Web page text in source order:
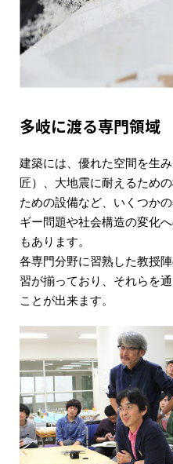
多岐に渡る専門領域
建築には、優れた空間を生
匠）、大地震に耐えるため
ための設備など、いくつか
ギー問題や社会構造の変化
もあります。
各専門分野に習熟した教授
習が揃っており、それらを
ことが出来ます。